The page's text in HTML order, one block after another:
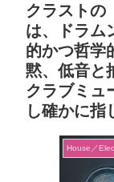
クラストの
は、ドラム
的かつ哲学
黙、低音と
クラブミュ
し確かに指
House／